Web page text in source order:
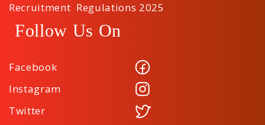
Recruitment Regulations 2025
Follow Us On
Facebook
Instagram
Twitter